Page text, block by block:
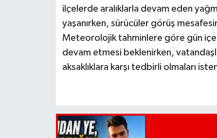
ilçelerde aralıklarla devam eden
yaşanırken, sürücüler görüş
Meteorolojik tahminlere göre gün
devam etmesi beklenirken,
aksaklıklara karşı tedbirli olmaları